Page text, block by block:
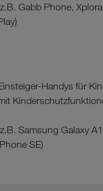
Gabb Phone,
Handys für
Samsung Galaxy
SE)
dann sind für
Funktion dieser